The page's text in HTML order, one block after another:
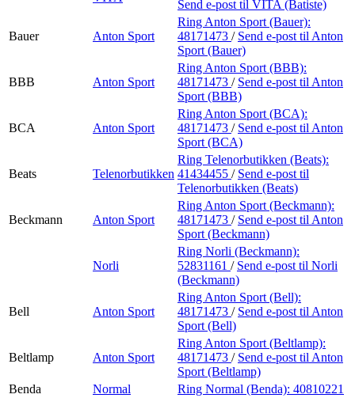
Send e-post til VITA (Batiste)
Bauer Anton Sport
Ring Anton Sport (Bauer):
48171473 / Send e-post til Anton
Sport (Bauer)
BBB Anton Sport
Ring Anton Sport (BBB):
48171473 / Send e-post til Anton
Sport (BBB)
BCA Anton Sport
Ring Anton Sport (BCA):
48171473 / Send e-post til Anton
Sport (BCA)
Beats Telenorbutikken
Ring Telenorbutikken (Beats):
41434455 / Send e-post til
Telenorbutikken (Beats)
Beckmann Anton Sport
Ring Anton Sport (Beckmann):
48171473 / Send e-post til Anton
Sport (Beckmann)
Norli
Ring Norli (Beckmann):
52831161 / Send e-post til Norli
(Beckmann)
Bell Anton Sport
Ring Anton Sport (Bell):
48171473 / Send e-post til Anton
Sport (Bell)
Beltlamp Anton Sport
Ring Anton Sport (Beltlamp):
48171473 / Send e-post til Anton
Sport (Beltlamp)
Benda
Normal Ring Normal (Benda): 40810221